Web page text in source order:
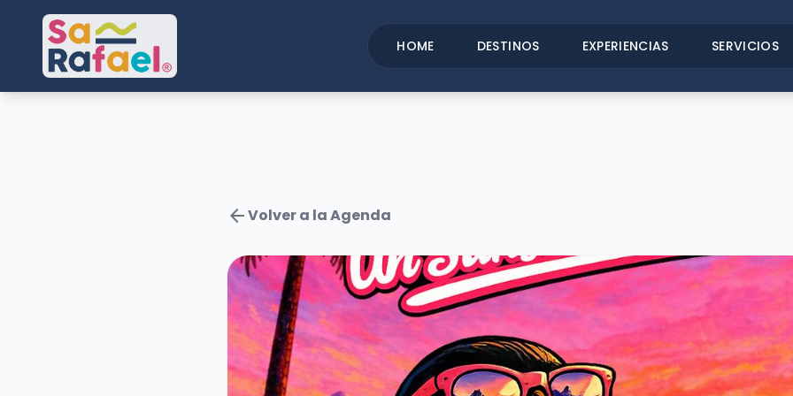
HOME DESTINOS EXPERIENCIAS SERVICIOS
arrow_backVolver a la Agenda